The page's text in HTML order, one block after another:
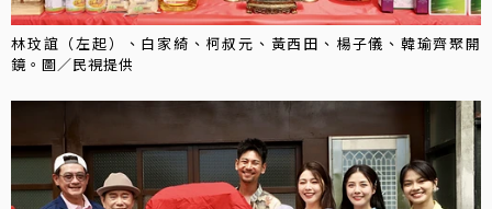
林玟誼（左起）、白家綺、柯叔元、黃西田、楊子儀、韓瑜齊聚開
鏡。圖／民視提供